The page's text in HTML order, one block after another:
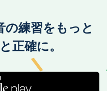
の練習をもっと
正確に。